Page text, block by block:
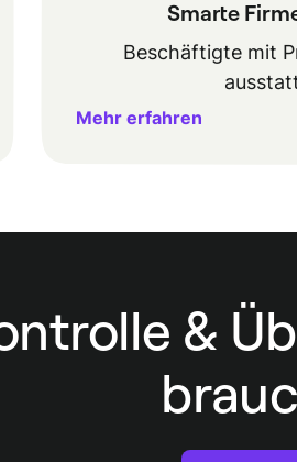
Smarte
Beschäftigte mit
Mehr erfahren
&